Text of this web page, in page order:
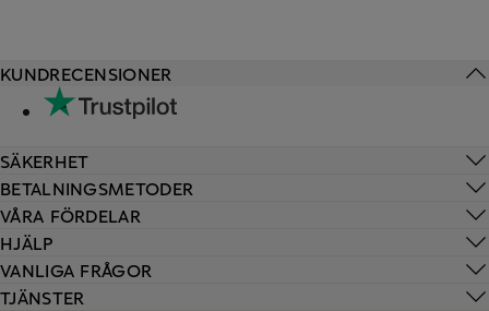
HJÄLP
VANLIGA FRÅGOR
TJÄNSTER
KUNDRECENSIONER
SÄKERHET
BETALNINGSMETODER
VÅRA FÖRDELAR